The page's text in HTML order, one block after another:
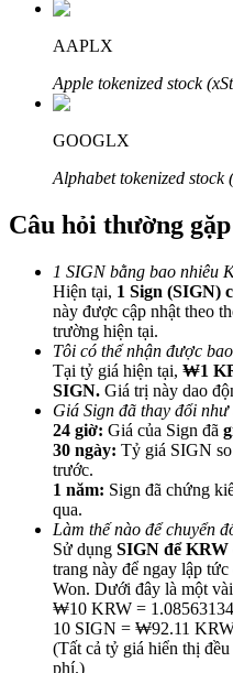
Giới thiệu
Mời một người bạn để
Deposit CASHCAT & Win
AAPLX
Apple tokenized stock
GOOGLX
Alphabet tokenized stock
Câu hỏi thường gặp
1 SIGN bằng bao nhiêu
Hiện tại, 1 Sign (SIGN)
này được cập nhật theo
trường hiện tại.
Tôi có thể nhận được
Tại tỷ giá hiện tại, ₩1
SIGN. Giá trị này dao
Giá Sign đã thay đổi
24 giờ: Giá của Sign đã
30 ngày: Tỷ giá SIGN
trước.
1 năm: Sign đã chứng
qua.
Làm thế nào để chuyển
Sử dụng SIGN để KRW
trang này để ngay lập
Won. Dưới đây là một
₩10 KRW =
10 SIGN = ₩92.11
(Tất cả tỷ giá hiển thị
phí.)